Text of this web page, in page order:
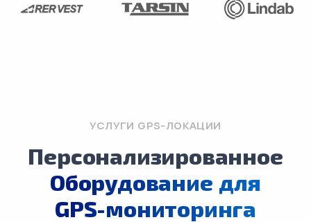
УСЛУГИ GPS-ЛОКАЦИИ
Персонализированное
Оборудование для
GPS-мониторинга